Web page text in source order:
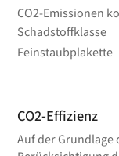
CO2-Emissionen
Schadstoffklasse
Feinstaubplakette
CO2-Effizienz
Auf der Grundlage